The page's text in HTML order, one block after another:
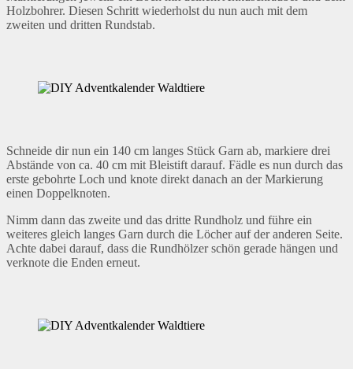
Holzbohrer. Diesen Schritt wiederholst du nun auch mit dem
zweiten und dritten Rundstab.
Schneide dir nun ein 140 cm langes Stück Garn ab, markiere drei
Abstände von ca. 40 cm mit Bleistift darauf. Fädle es nun durch das
erste gebohrte Loch und knote direkt danach an der Markierung
einen Doppelknoten.
Nimm dann das zweite und das dritte Rundholz und führe ein
weiteres gleich langes Garn durch die Löcher auf der anderen Seite.
Achte dabei darauf, dass die Rundhölzer schön gerade hängen und
verknote die Enden erneut.